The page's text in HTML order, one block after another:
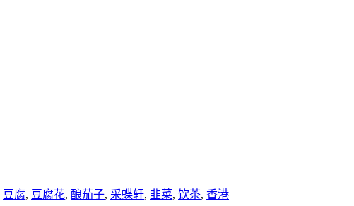
豆腐, 豆腐花, 酿茄子, 采蝶轩, 韭菜, 饮茶, 香港